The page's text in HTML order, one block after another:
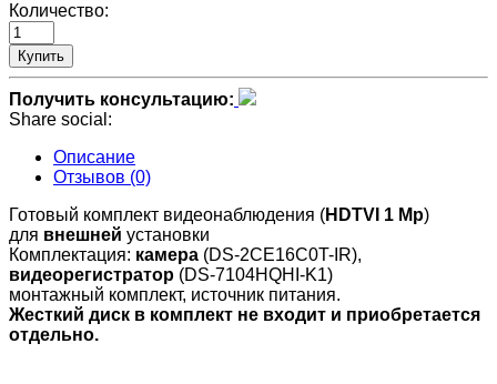
Количество:
Купить
Получить консультацию:
Share social:
Описание
Отзывов (0)
Готовый комплект видеонаблюдения (HDTVI 1 Mp)
для внешней установки
Комплектация: камера (DS-2CE16C0T-IR),
видеорегистратор (DS-7104HQHI-K1)
монтажный комплект, источник питания.
Жесткий диск в комплект не входит и приобретается
отдельно.